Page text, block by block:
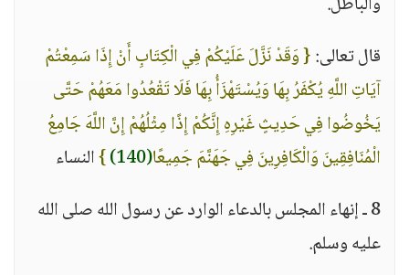
قال تعالى:{ وَقَدْ نَزَّلَ عَلَيْكُمْ فِي الْكِتَابِ أَنْ إِذَا سَمِعْتُمْ
آيَاتِ اللَّهِ يُكْفَرُ بِهَا وَيُسْتَهْزَأُ بِهَا فَلَا تَقْعُدُوا مَعَهُمْ حَتَّى
يَخُوضُوا فِي حَدِيثٍ غَيْرِهِ إِنَّكُمْ إِذًا مِثْلُهُمْ إِنَّ اللَّهَ جَامِعُ
الْمُنَافِقِينَ وَالْكَافِرِينَ فِي جَهَنَّمَ جَمِيعًا(140)
}النساء
8 ـ إنهاء المجلس بالدعاء الوارد عن رسول الله صلى الله
عليه وسلم.